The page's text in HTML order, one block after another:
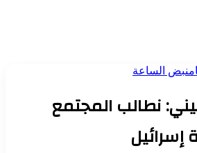
نبض الساعة
نطالب المجتمع
إسرائيل